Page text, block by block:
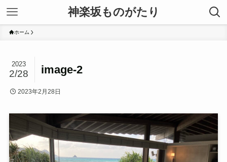
神楽坂ものがたり
ホーム
image-2
2023
2/28
2023年2月28日